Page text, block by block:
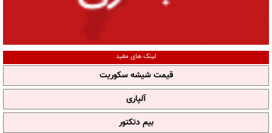
لینک های مفید
قیمت شیشه سکوریت
آلپاری
بیم دتکتور